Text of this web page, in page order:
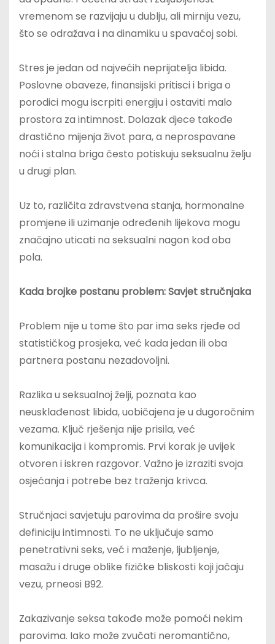
vremenom se razvijaju u dublju, ali mirniju vezu,
što se odražava i na dinamiku u spavaćoj sobi.
Stres je jedan od najvećih neprijatelja libida.
Poslovne obaveze, finansijski pritisci i briga o
porodici mogu iscrpiti energiju i ostaviti malo
prostora za intimnost. Dolazak djece takođe
drastično mijenja život para, a neprospavane
noći i stalna briga često potiskuju seksualnu želju
u drugi plan.
Uz to, različita zdravstvena stanja, hormonalne
promjene ili uzimanje određenih lijekova mogu
značajno uticati na seksualni nagon kod oba
pola.
Kada brojke postanu problem: Savjet stručnjaka
Problem nije u tome što par ima seks rjeđe od
statističkog prosjeka, već kada jedan ili oba
partnera postanu nezadovoljni.
Razlika u seksualnoj želji, poznata kao
neusklađenost libida, uobičajena je u dugoročnim
vezama. Ključ rješenja nije prisila, već
komunikacija i kompromis. Prvi korak je uvijek
otvoren i iskren razgovor. Važno je izraziti svoja
osjećanja i potrebe bez traženja krivca.
Stručnjaci savjetuju parovima da prošire svoju
definiciju intimnosti. To ne uključuje samo
penetrativni seks, već i maženje, ljubljenje,
masažu i druge oblike fizičke bliskosti koji jačaju
vezu, prneosi B92.
Zakazivanje seksa takođe može pomoći nekim
parovima. Iako može zvučati neromantično,